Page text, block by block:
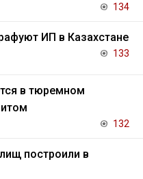
134
ИП в Казахстане
133
в тюремном
132
построили в